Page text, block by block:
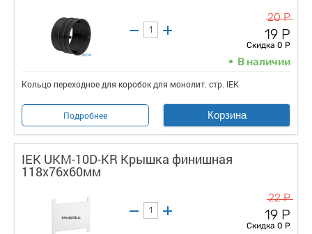
20 Р
19 Р
Скидка 0 Р
В наличии
Кольцо переходное для коробок для монолит. стр. IEK
Подробнее Корзина
IEK UKM-10D-KR Крышка финишная
118х76х60мм
22 Р
19 Р
Скидка 0 Р